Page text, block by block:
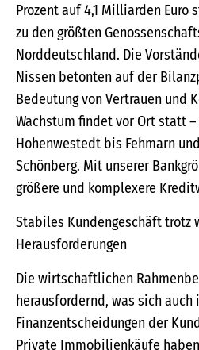
Prozent auf 4,1 Milliarden
zu den größten
Norddeutschland. Die
Nissen betonten auf der
Bedeutung von Vertrauen und
Wachstum findet vor Ort statt
Hohenwestedt bis Fehmarn
Schönberg. Mit unserer
größere und komplexere
Stabiles Kundengeschäft
Herausforderungen
Die wirtschaftlichen
herausfordernd, was sich auch
Finanzentscheidungen der
Private Immobilienkäufe